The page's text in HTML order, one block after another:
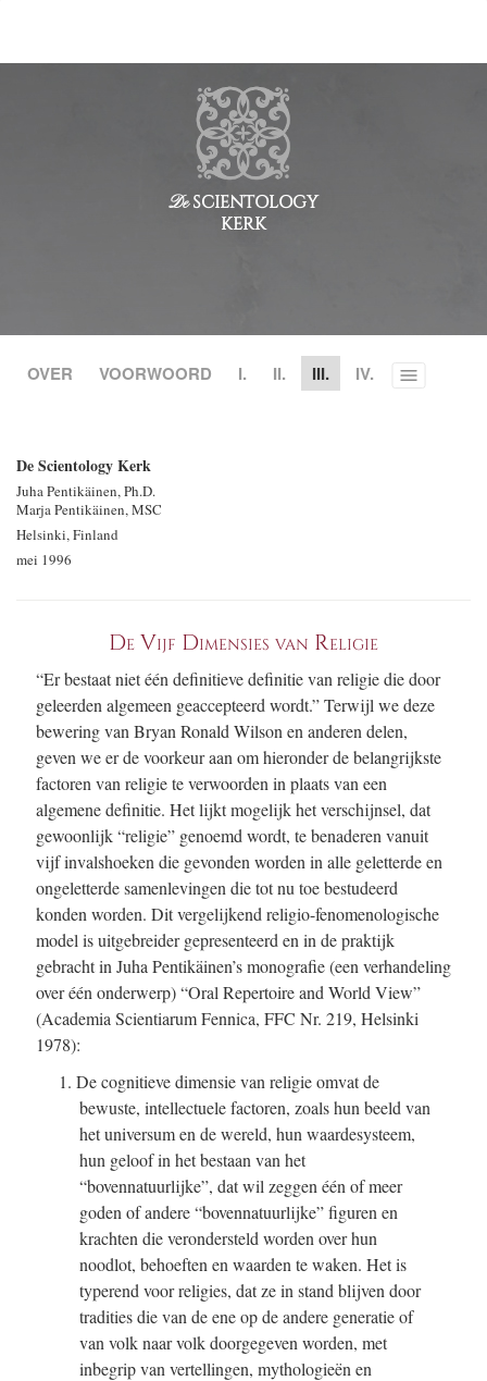
DeSCIENTOLOGY
KERK
OVER VOORWOORD I. II. III. IV. Toggle
De Scientology Kerk
Juha Pentikäinen, Ph.D.
Marja Pentikäinen, MSC
Helsinki, Finland
mei 1996
De Vijf Dimensies van Religie
“Er bestaat niet één definitieve definitie van religie die door
geleerden algemeen geaccepteerd wordt.” Terwijl we deze
bewering van Bryan Ronald Wilson en anderen delen,
geven we er de voorkeur aan om hieronder de belangrijkste
factoren van religie te verwoorden in plaats van een
algemene definitie. Het lijkt mogelijk het verschijnsel, dat
gewoonlijk “religie” genoemd wordt, te benaderen vanuit
vijf invalshoeken die gevonden worden in alle geletterde en
ongeletterde samenlevingen die tot nu toe bestudeerd
konden worden. Dit vergelijkend religio-fenomenologische
model is uitgebreider gepresenteerd en in de praktijk
gebracht in Juha Pentikäinen’s monografie (een verhandeling
over één onderwerp) “Oral Repertoire and World View”
(Academia Scientiarum Fennica, FFC Nr. 219, Helsinki
1978):
1. De cognitieve dimensie van religie omvat de
bewuste, intellectuele factoren, zoals hun beeld van
het universum en de wereld, hun waardesysteem,
hun geloof in het bestaan van het
“bovennatuurlijke”, dat wil zeggen één of meer
goden of andere “bovennatuurlijke” figuren en
krachten die verondersteld worden over hun
noodlot, behoeften en waarden te waken. Het is
typerend voor religies, dat ze in stand blijven door
tradities die van de ene op de andere generatie of
van volk naar volk doorgegeven worden, met
inbegrip van vertellingen, mythologieën en